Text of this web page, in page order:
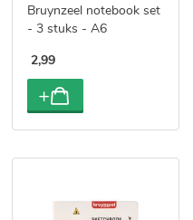
Bruynzeel notebook set
- 3 stuks - A6
2,99